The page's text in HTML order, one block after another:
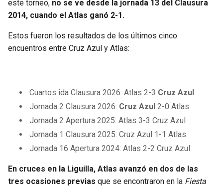
este torneo, no se ve desde la jornada 13 del Clausura
2014, cuando el Atlas ganó 2-1.
Estos fueron los resultados de los últimos cinco
encuentros entre Cruz Azul y Atlas:
Cuartos ida Clausura 2026: Atlas 2-3 Cruz Azul
Jornada 2 Clausura 2026: Cruz Azul2-0 Atlas
Jornada 2 Apertura 2025: Atlas 3-3 Cruz Azul
Jornada 1 Clausura 2025: Cruz Azul 1-1 Atlas
Jornada 16 Apertura 2024: Atlas 2-2 Cruz Azul
En cruces en la Liguilla, Atlas avanzó en dos de las
tres ocasiones previas que se encontraron en la Fiesta